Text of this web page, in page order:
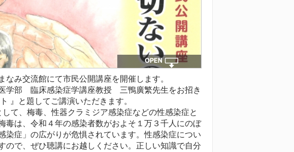
み交流館にて市民公開講座を開催します。
学部 臨床感染症学講座教授 三鴨廣繁先生をお招き
』と題してご講演いただきます。
て、梅毒、性器クラミジア感染症などの性感染症と
毒は、令和４年の感染者数がおよそ１万３千人にのぼ
染症」の広がりが危惧されています。性感染症につい
ので、ぜひ聴講にお越しください。正しい知識で自分